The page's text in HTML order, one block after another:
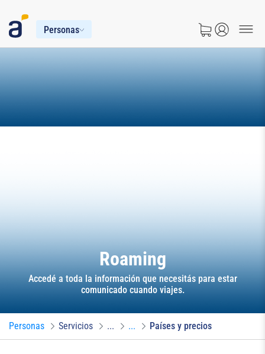
Personas
Roaming
Accedé a toda la información que necesitás para estar
comunicado cuando viajes.
Personas Servicios ... ... Países y precios